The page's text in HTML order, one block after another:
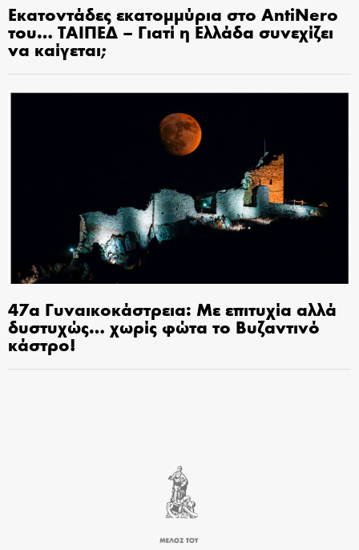
Εκατοντάδες εκατομμύρια στο AntiNero
του… ΤΑΙΠΕΔ – Γιατί η Ελλάδα συνεχίζει
να καίγεται;
47α Γυναικοκάστρεια: Με επιτυχία αλλά
δυστυχώς… χωρίς φώτα το Βυζαντινό
κάστρο!